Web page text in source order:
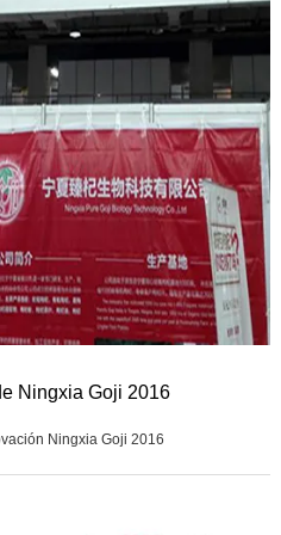
Ningxia Goji 2016
Ningxia Goji 2016